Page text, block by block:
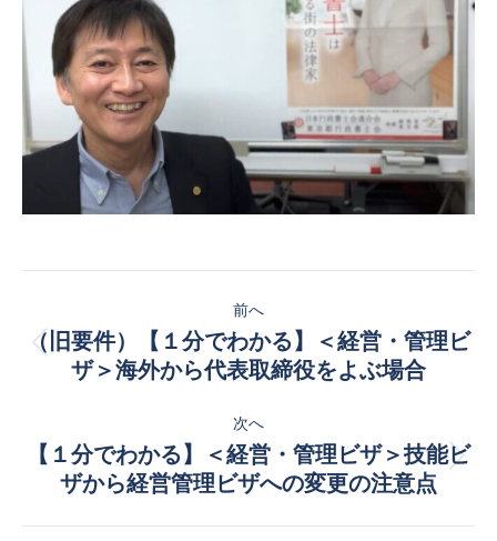
稿
ゲ
ー
前へ
前
の
稿:
（旧要件）【１分でわかる】＜経営・管理ビ
ザ＞海外から代表取締役をよぶ場合
次へ
次
の
【１分でわかる】＜経営・管理ビザ＞技能ビ
ザから経営管理ビザへの変更の注意点